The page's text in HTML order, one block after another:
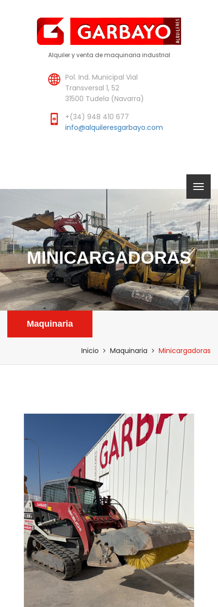
Alquiler y venta de maquinaria industrial
Pol. Ind. Municipal Vial
Transversal 1, 52
31500 Tudela (Navarra)
+(34) 948 410 677
info@alquileresgarbayo.com
MINICARGADORAS
Maquinaria
Inicio Maquinaria Minicargadoras